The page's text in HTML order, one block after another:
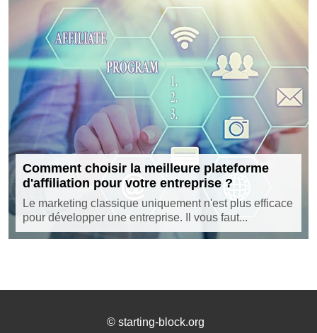
Comment choisir la meilleure plateforme
d'affiliation pour votre entreprise ?
Le marketing classique uniquement n'est plus efficace
pour développer une entreprise. Il vous faut...
© starting-block.org